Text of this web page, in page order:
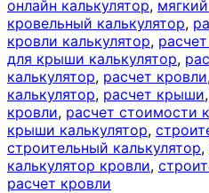
онлайн калькулятор,
кровельный калькулятор,
кровли калькулятор,
для крыши калькулятор,
калькулятор, расчет кровли
калькулятор, расчет крыши,
кровли, расчет стоимости
крыши калькулятор,
строительный калькулятор,
калькулятор кровли,
расчет кровли